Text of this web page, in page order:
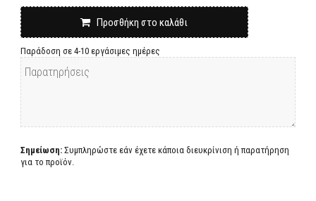
Προσθήκη στο καλάθι
Παράδοση σε 4-10 εργάσιμες ημέρες
Σημείωση: Συμπληρώστε εάν έχετε κάποια διευκρίνιση ή παρατήρηση
για το προϊόν.